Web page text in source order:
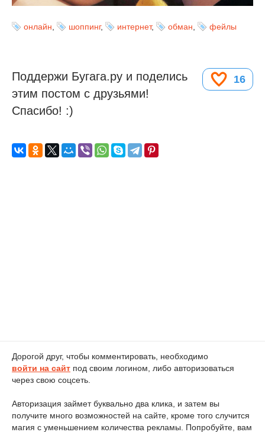
онлайн, шоппинг, интернет, обман, фейлы
16
Поддержи Бугага.ру и поделись
этим постом с друзьями!
Спасибо! :)
Дорогой друг, чтобы комментировать, необходимо
войти на сайт под своим логином, либо авторизоваться
через свою соцсеть.
Авторизация займет буквально два клика, и затем вы
получите много возможностей на сайте, кроме того случится
магия с уменьшением количества рекламы. Попробуйте, вам